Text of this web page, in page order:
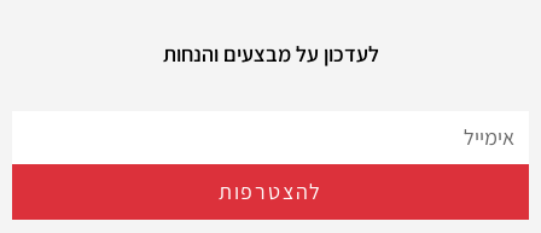
לעדכון על מבצעים והנחות
להצטרפות